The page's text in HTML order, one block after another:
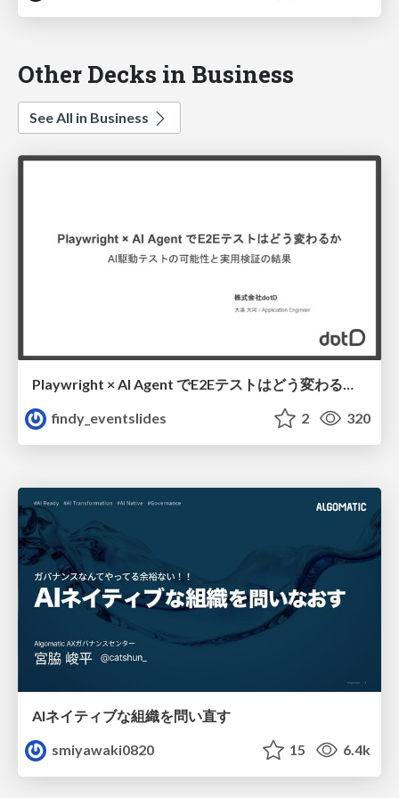
Other Decks in Business
See All in Business
findy_eventslides
2 320
AIネイティブな組織を問い直す
smiyawaki0820
15 6.4k